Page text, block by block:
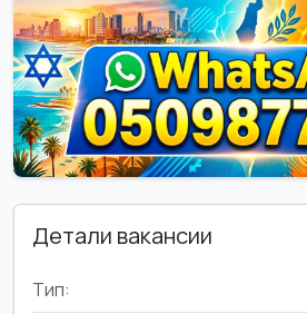
Детали вакансии
Тип: